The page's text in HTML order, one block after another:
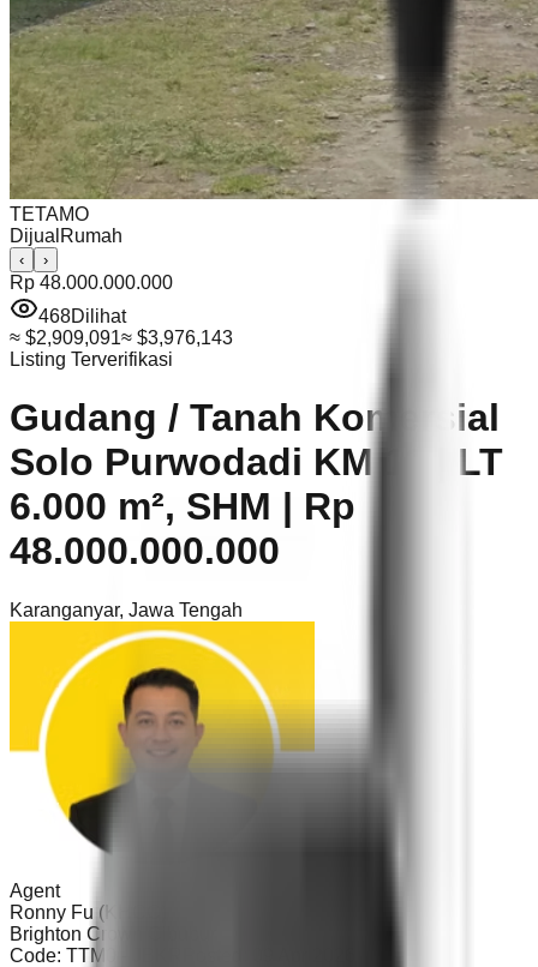
TETAMO
Dijual Rumah
‹ ›
Rp 48.000.000.000
468Dilihat
≈ $2,909,091≈ $3,976,143
Listing Terverifikasi
Gudang / Tanah Komersial
Solo Purwodadi KM 11 | LT
6.000 m², SHM | Rp
48.000.000.000
Karanganyar, Jawa Tengah
Agent
Ronny Fu (KHCC)
Brighton Crown Cibubur
Code: TTM0 - JBKR